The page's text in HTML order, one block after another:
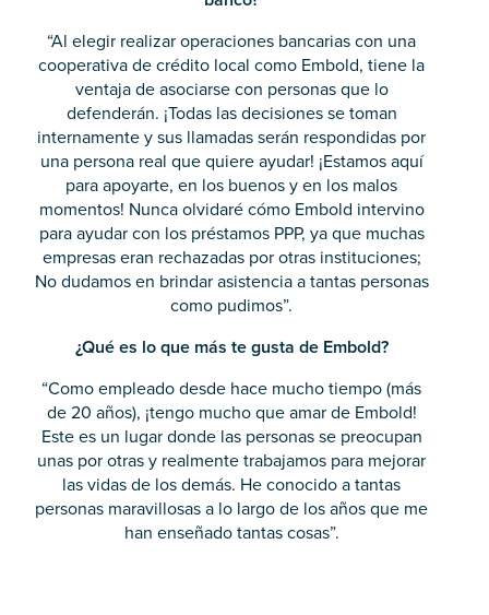
“Al elegir realizar operaciones bancarias con una
cooperativa de crédito local como Embold, tiene la
ventaja de asociarse con personas que lo
defenderán. ¡Todas las decisiones se toman
internamente y sus llamadas serán respondidas por
una persona real que quiere ayudar! ¡Estamos aquí
para apoyarte, en los buenos y en los malos
momentos! Nunca olvidaré cómo Embold intervino
para ayudar con los préstamos PPP, ya que muchas
empresas eran rechazadas por otras instituciones;
No dudamos en brindar asistencia a tantas personas
como pudimos”.
¿Qué es lo que más te gusta de Embold?
“Como empleado desde hace mucho tiempo (más
de 20 años), ¡tengo mucho que amar de Embold!
Este es un lugar donde las personas se preocupan
unas por otras y realmente trabajamos para mejorar
las vidas de los demás. He conocido a tantas
personas maravillosas a lo largo de los años que me
han enseñado tantas cosas”.